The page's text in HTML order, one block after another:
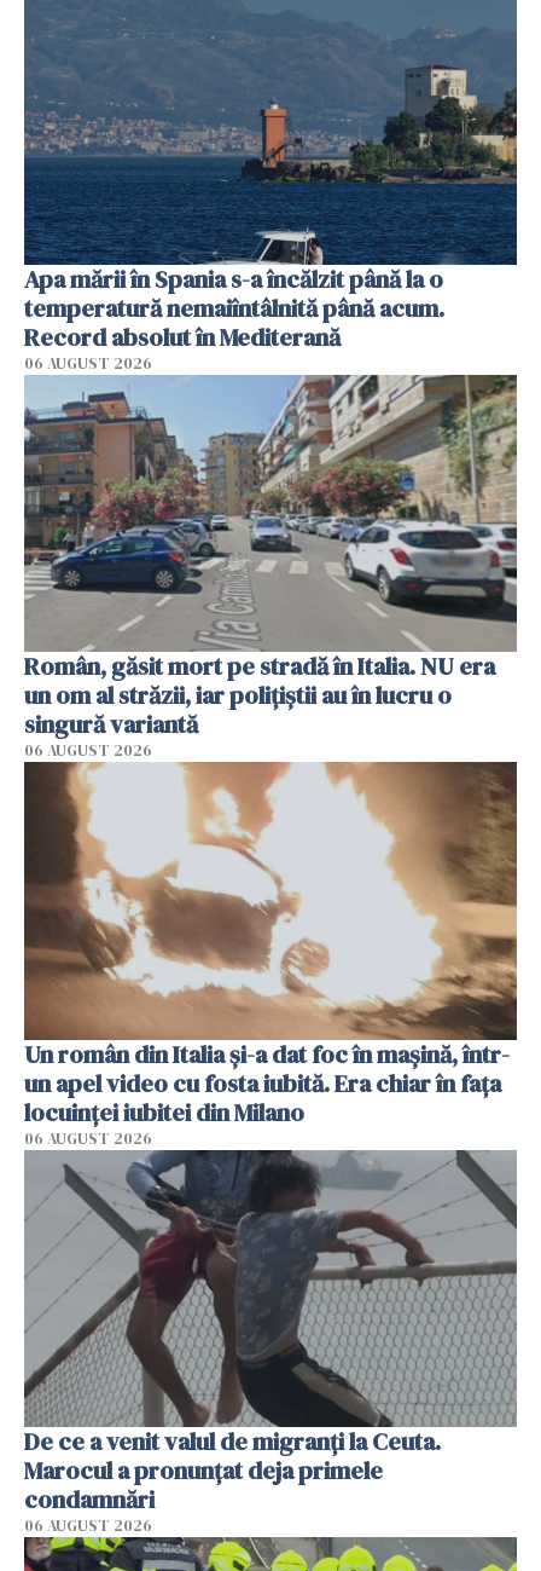
Apa mării în Spania s-a încălzit până la o
temperatură nemaiîntâlnită până acum.
Record absolut în Mediterană
06 AUGUST 2026
Român, găsit mort pe stradă în Italia. NU era
un om al străzii, iar polițiștii au în lucru o
singură variantă
06 AUGUST 2026
Un român din Italia și-a dat foc în mașină, într-
un apel video cu fosta iubită. Era chiar în fața
locuinței iubitei din Milano
06 AUGUST 2026
De ce a venit valul de migranți la Ceuta.
Marocul a pronunțat deja primele
condamnări
06 AUGUST 2026